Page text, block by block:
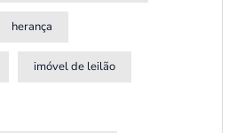
herança
imóvel de leilão